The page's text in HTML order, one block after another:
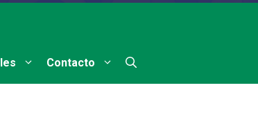
Contacto